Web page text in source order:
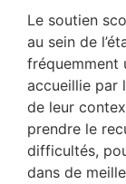
Le soutien
au sein de
fréquemment
accueillie par
de leur
prendre le
difficultés,
dans de